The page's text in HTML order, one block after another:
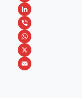
a
c
e
b
o
M
e
s
s
e
L
i
n
k
V
i
b
W
h
X